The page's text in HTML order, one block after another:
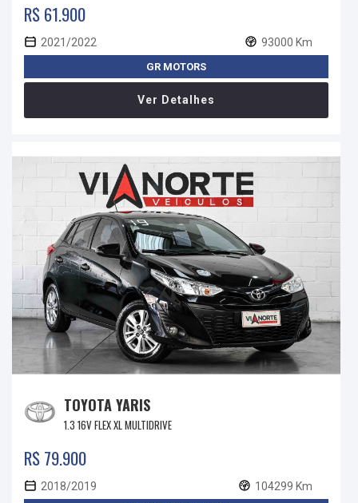
R$ 61.900
2021/2022 93000 Km
GR MOTORS
Ver Detalhes
TOYOTA YARIS
1.3 16V FLEX XL MULTIDRIVE
R$ 79.900
2018/2019 104299 Km